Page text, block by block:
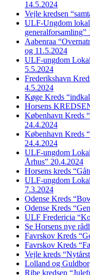
14.5.2024
Vejle kredsen
ULF-Ungdom
generalforsamling”
Aabenraa
og 11.5.2024
ULF-ungdom
5.5.2024
Frederikshavn
4.5.2024
Køge Kreds
Horsens
København Kreds
24.4.2024
København Kreds
24.4.2024
ULF-ungdom
Århus” 20.4.2024
Horsens kreds
ULF-ungdom
7.3.2024
Odense Kreds
Odense Kreds
ULF Fredericia
Se Horsens nye
Favrskov Kreds
Favrskov Kreds
Vejle kreds
Lolland og
Ribe kredsen